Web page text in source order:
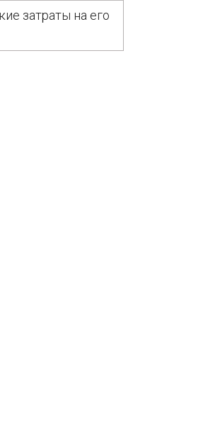
затраты на его